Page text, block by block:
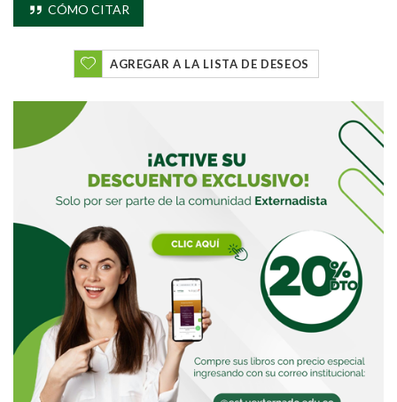
Buscar
Buscar
CÓMO CITAR
AGREGAR A LA LISTA DE DESEOS